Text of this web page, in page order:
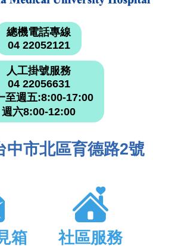
總機電話專線
04 22052121
人工掛號服務
04 22056631
至週五:8:00-17:00
週六8:00-12:00
中市北區育德路2號
箱 社區服務